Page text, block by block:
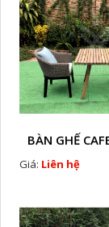
Giá: Liên hệ